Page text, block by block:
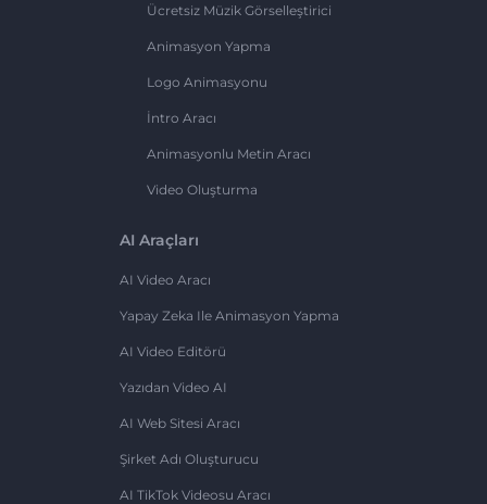
Ücretsiz Müzik Görselleştirici
Animasyon Yapma
Logo Animasyonu
İntro Aracı
Animasyonlu Metin Aracı
Video Oluşturma
AI Araçları
AI Video Aracı
Yapay Zeka Ile Animasyon Yapma
AI Video Editörü
Yazıdan Video AI
AI Web Sitesi Aracı
Şirket Adı Oluşturucu
AI TikTok Videosu Aracı